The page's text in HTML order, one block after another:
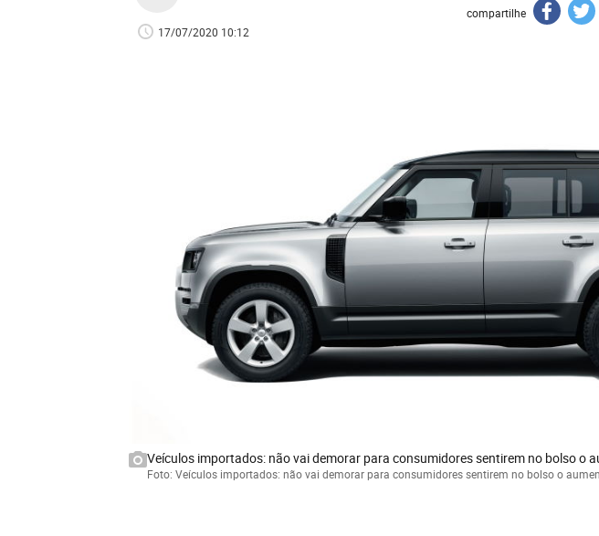
17/07/2020 10:12
compartilhe
Veículos importados: não vai demorar para consumidores sentirem no bolso o
Foto: Veículos importados: não vai demorar para consumidores sentirem no bolso o